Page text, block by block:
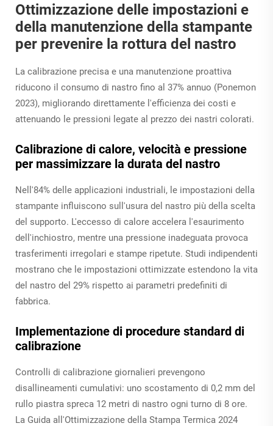
Ottimizzazione delle impostazioni e
della manutenzione della stampante
per prevenire la rottura del nastro
La calibrazione precisa e una manutenzione proattiva
riducono il consumo di nastro fino al 37% annuo (Ponemon
2023), migliorando direttamente l'efficienza dei costi e
attenuando le pressioni legate al prezzo dei nastri colorati.
Calibrazione di calore, velocità e pressione
per massimizzare la durata del nastro
Nell'84% delle applicazioni industriali, le impostazioni della
stampante influiscono sull'usura del nastro più della scelta
del supporto. L'eccesso di calore accelera l'esaurimento
dell'inchiostro, mentre una pressione inadeguata provoca
trasferimenti irregolari e stampe ripetute. Studi indipendenti
mostrano che le impostazioni ottimizzate estendono la vita
del nastro del 29% rispetto ai parametri predefiniti di
fabbrica.
Implementazione di procedure standard di
calibrazione
Controlli di calibrazione giornalieri prevengono
disallineamenti cumulativi: uno scostamento di 0,2 mm del
rullo piastra spreca 12 metri di nastro ogni turno di 8 ore.
La Guida all'Ottimizzazione della Stampa Termica 2024